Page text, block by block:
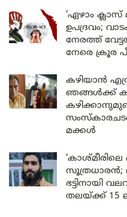
‘ഏഴാം
ഉപദ്രവം;
നേരത്ത്
നേരെ ക്രൂര
കഴിയാൻ
ഞങ്ങൾക്ക്
മക്കൾ
സൂത്രധാരൻ;
ഭട്ടിനായി
തലയ്ക്ക് 15